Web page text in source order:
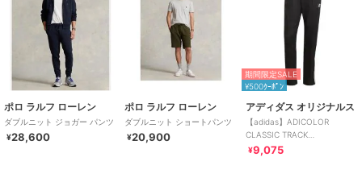
ポロ ラルフ ローレン
ダブルニット ジョガー パンツ
¥28,600
ポロ ラルフ ローレン
ダブルニット ショートパンツ
¥20,900
期間限定SALE
¥500ｸｰﾎﾟﾝ
アディダス オリジナルス
【adidas】ADICOLOR
CLASSIC TRACK
PANTS［EEP85］
¥9,075